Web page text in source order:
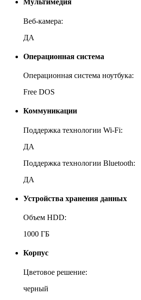
Мультимедия
Веб-камера:
ДА
Операционная система
Операционная система ноутбука:
Free DOS
Коммуникации
Поддержка технологии Wi-Fi:
ДА
Поддержка технологии Bluetooth:
ДА
Устройства хранения данных
Объем HDD:
1000 ГБ
Корпус
Цветовое решение:
черный